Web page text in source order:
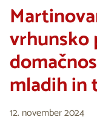
vrhunsko
mladih in
12. november 2024